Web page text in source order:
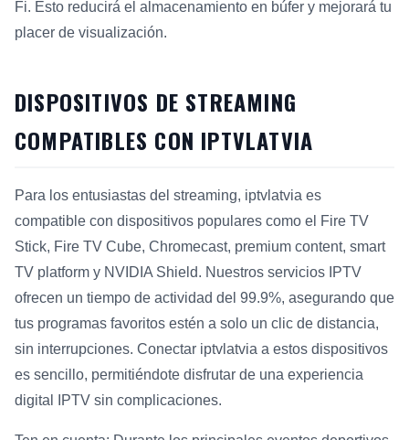
Fi. Esto reducirá el almacenamiento en búfer y mejorará tu
placer de visualización.
DISPOSITIVOS DE STREAMING
COMPATIBLES CON IPTVLATVIA
Para los entusiastas del streaming, iptvlatvia es
compatible con dispositivos populares como el Fire TV
Stick, Fire TV Cube, Chromecast, premium content, smart
TV platform y NVIDIA Shield. Nuestros servicios IPTV
ofrecen un tiempo de actividad del 99.9%, asegurando que
tus programas favoritos estén a solo un clic de distancia,
sin interrupciones. Conectar iptvlatvia a estos dispositivos
es sencillo, permitiéndote disfrutar de una experiencia
digital IPTV sin complicaciones.